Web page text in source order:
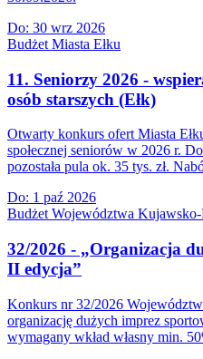
Do: 30 wrz 2026
Budżet Miasta Ełku
11. Seniorzy 2026 -
osób starszych (Ełk)
Otwarty konkurs ofert Miasta
społecznej seniorów w 2026 r.
pozostała pula ok. 35 tys. zł.
Do: 1 paź 2026
Budżet Województwa
32/2026 - „Organizacja
II edycja”
Konkurs nr 32/2026
organizację dużych imprez
wymagany wkład własny min.